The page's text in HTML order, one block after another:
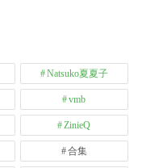
Natsuko夏夏子
vmb
ZinieQ
合集